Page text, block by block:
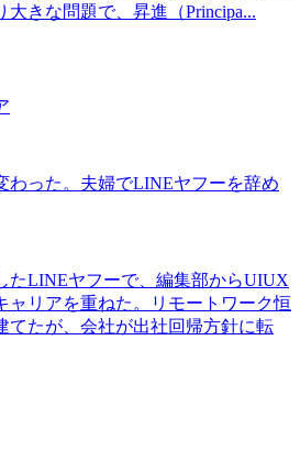
きな問題で、昇進（Principa...
わった。夫婦でLINEヤフーを辞め
たLINEヤフーで、編集部からUIUX
ャリアを重ねた。リモートワーク恒
てたが、会社が出社回帰方針に転